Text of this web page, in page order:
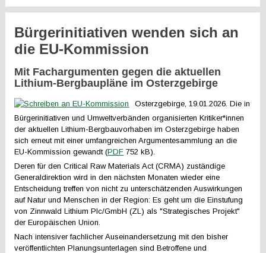
Bürgerinitiativen wenden sich an
die EU-Kommission
Mit Fachargumenten gegen die aktuellen
Lithium-Bergbaupläne im Osterzgebirge
Osterzgebirge, 19.01.2026. Die in
Bürgerinitiativen und Umweltverbänden organisierten Kritiker*innen
der aktuellen Lithium-Bergbauvorhaben im Osterzgebirge haben
sich erneut mit einer umfangreichen Argumentesammlung an die
EU-Kommission gewandt (PDF 752 kB).
Deren für den Critical Raw Materials Act (CRMA) zuständige
Generaldirektion wird in den nächsten Monaten wieder eine
Entscheidung treffen von nicht zu unterschätzenden Auswirkungen
auf Natur und Menschen in der Region: Es geht um die Einstufung
von Zinnwald Lithium Plc/GmbH (ZL) als "Strategisches Projekt"
der Europäischen Union.
Nach intensiver fachlicher Auseinandersetzung mit den bisher
veröffentlichten Planungsunterlagen sind Betroffene und